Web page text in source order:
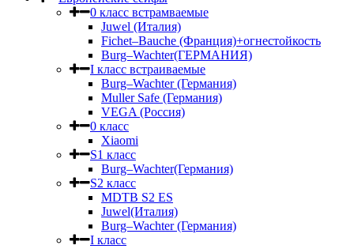
0 класс встрамваемые
Juwel (Италия)
Fichet–Bauche (Франция)+огнестойкость
Burg–Wachter(ГЕРМАНИЯ)
I класс встраиваемые
Burg–Wachter (Германия)
Muller Safe (Германия)
VEGA (Россия)
0 класс
Xiaomi
S1 класс
Burg–Wachter(Германия)
S2 класс
MDTB S2 ES
Juwel(Италия)
Burg–Wachter (Германия)
I класс